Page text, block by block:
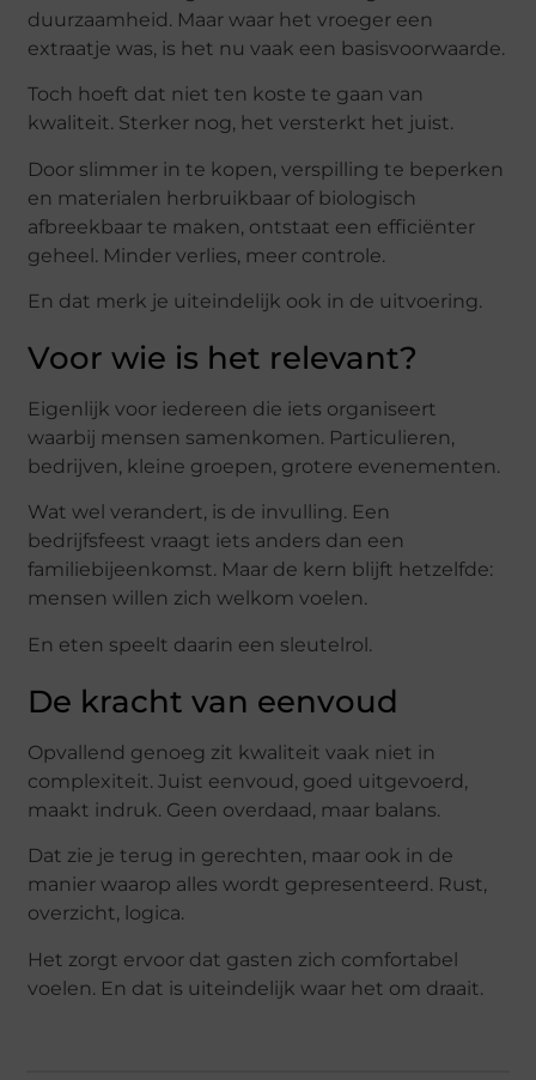
duurzaamheid. Maar waar het vroeger een
extraatje was, is het nu vaak een basisvoorwaarde.
Toch hoeft dat niet ten koste te gaan van
kwaliteit. Sterker nog, het versterkt het juist.
Door slimmer in te kopen, verspilling te beperken
en materialen herbruikbaar of biologisch
afbreekbaar te maken, ontstaat een efficiënter
geheel. Minder verlies, meer controle.
En dat merk je uiteindelijk ook in de uitvoering.
Voor wie is het relevant?
Eigenlijk voor iedereen die iets organiseert
waarbij mensen samenkomen. Particulieren,
bedrijven, kleine groepen, grotere evenementen.
Wat wel verandert, is de invulling. Een
bedrijfsfeest vraagt iets anders dan een
familiebijeenkomst. Maar de kern blijft hetzelfde:
mensen willen zich welkom voelen.
En eten speelt daarin een sleutelrol.
De kracht van eenvoud
Opvallend genoeg zit kwaliteit vaak niet in
complexiteit. Juist eenvoud, goed uitgevoerd,
maakt indruk. Geen overdaad, maar balans.
Dat zie je terug in gerechten, maar ook in de
manier waarop alles wordt gepresenteerd. Rust,
overzicht, logica.
Het zorgt ervoor dat gasten zich comfortabel
voelen. En dat is uiteindelijk waar het om draait.